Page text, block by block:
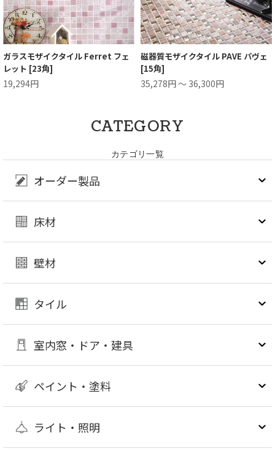
ガラスモザイクタイル Ferret フェ
レット [23角]
19,294円
磁器質モザイクタイル PAVE パヴェ
[15角]
35,278円 ～ 36,300円
CATEGORY
カテゴリ一覧
オーダー製品
床材
壁材
タイル
室内窓・ドア・建具
ペイント・塗料
ライト・照明